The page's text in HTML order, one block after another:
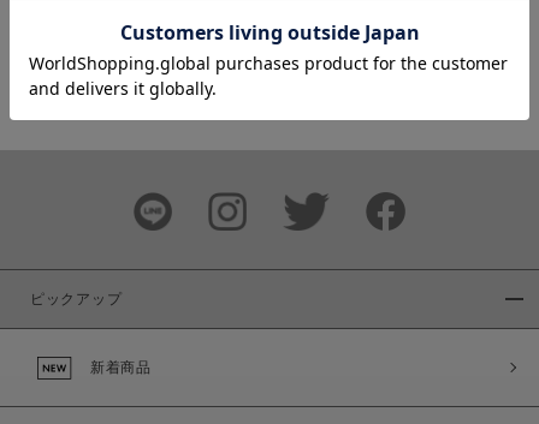
価格
在庫
SUPER SHOP 鳥取店
166cm
ピックアップ
新着商品